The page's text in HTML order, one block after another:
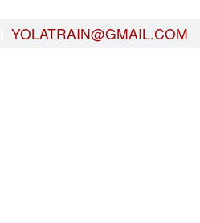
YOLATRAIN@GMAIL.COM